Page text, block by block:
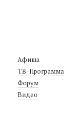
Афиша
ТВ-Программа
Форум
Видео